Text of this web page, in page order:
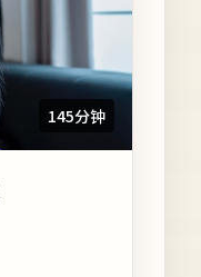
145分钟